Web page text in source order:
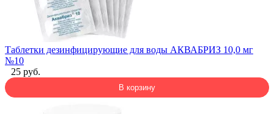
Таблетки дезинфицирующие для воды АКВАБРИЗ 10,0 мг
№10
25 руб.
В корзину